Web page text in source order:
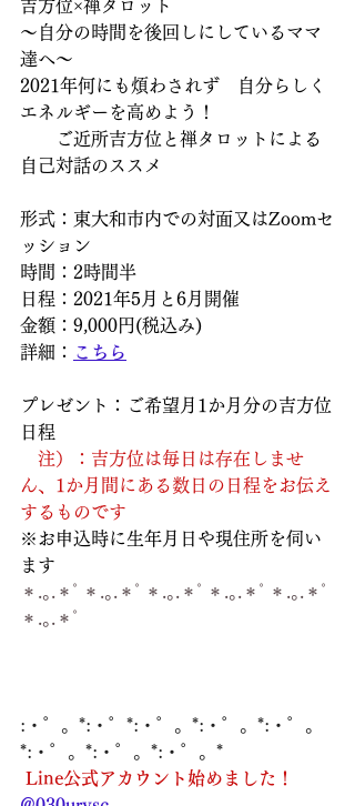
吉方位×禅タロット
～自分の時間を後回しにしているママ
達へ～
2021年何にも煩わされず　自分らしく
エネルギーを高めよう！
ご近所吉方位と禅タロットによる
自己対話のススメ
形式：東大和市内での対面又はZoomセ
ッション
時間：2時間半
日程：2021年5月と6月開催
金額：9,000円(税込み)
詳細：
こちら
プレゼント：ご希望月1か月分の吉方位
日程
注）：吉方位は毎日は存在しませ
ん、1か月間にある数日の日程をお伝え
するものです
※お申込時に生年月日や現住所を伺い
ます
＊.｡.＊ﾟ＊.｡.＊ﾟ＊.｡.＊ﾟ＊.｡.＊ﾟ＊.｡.＊ﾟ
＊.｡.＊ﾟ
:・゜。*:・゜*:・゜。*:・゜。*:・゜。
*:・゜。*:・゜。*:・゜。*
Line公式アカウント始めました！